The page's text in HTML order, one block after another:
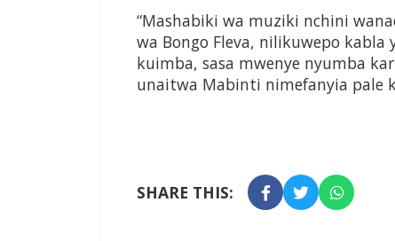
“Mashabiki wa muziki nchini
wa Bongo Fleva, nilikuwepo
kuimba, sasa mwenye nyumba
unaitwa Mabinti nimefanyia pale
SHARE THIS: